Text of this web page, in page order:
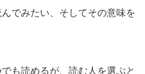
でみたい、そしてその意味を
も読めるが、読む人を選ぶと